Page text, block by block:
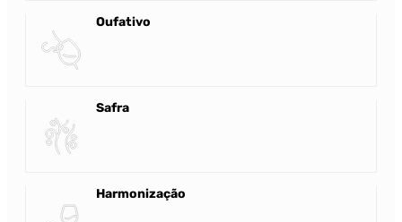
Oufativo
Safra
Harmonização